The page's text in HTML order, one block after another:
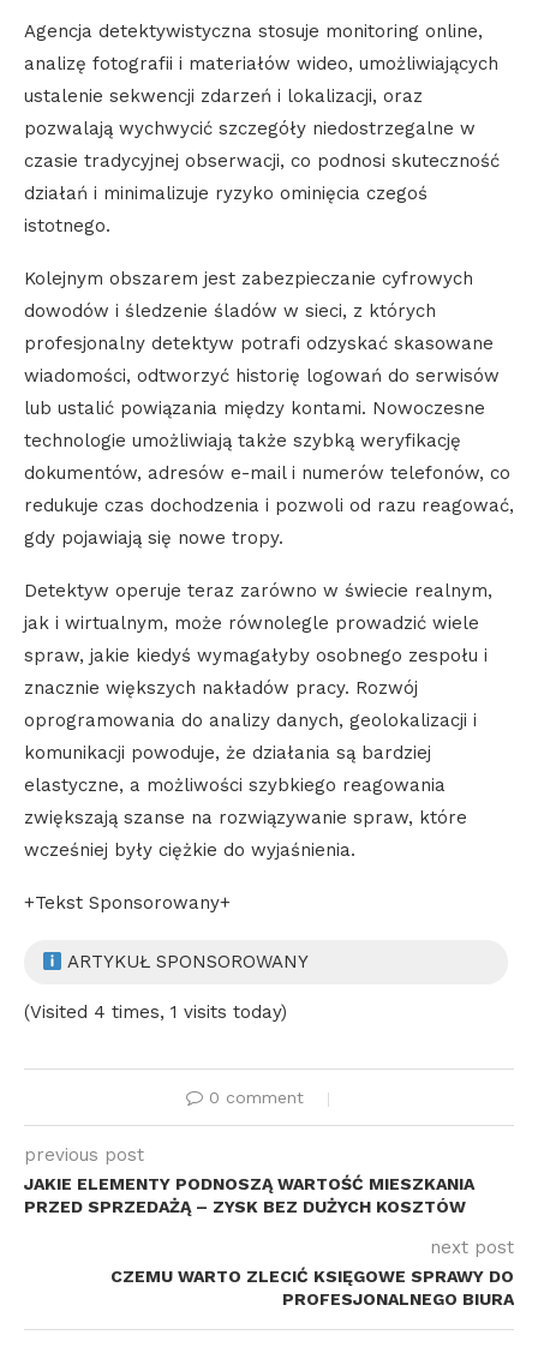
Agencja detektywistyczna stosuje monitoring online,
analizę fotografii i materiałów wideo, umożliwiających
ustalenie sekwencji zdarzeń i lokalizacji, oraz
pozwalają wychwycić szczegóły niedostrzegalne w
czasie tradycyjnej obserwacji, co podnosi skuteczność
działań i minimalizuje ryzyko ominięcia czegoś
istotnego.
Kolejnym obszarem jest zabezpieczanie cyfrowych
dowodów i śledzenie śladów w sieci, z których
profesjonalny detektyw potrafi odzyskać skasowane
wiadomości, odtworzyć historię logowań do serwisów
lub ustalić powiązania między kontami. Nowoczesne
technologie umożliwiają także szybką weryfikację
dokumentów, adresów e-mail i numerów telefonów, co
redukuje czas dochodzenia i pozwoli od razu reagować,
gdy pojawiają się nowe tropy.
Detektyw operuje teraz zarówno w świecie realnym,
jak i wirtualnym, może równolegle prowadzić wiele
spraw, jakie kiedyś wymagałyby osobnego zespołu i
znacznie większych nakładów pracy. Rozwój
oprogramowania do analizy danych, geolokalizacji i
komunikacji powoduje, że działania są bardziej
elastyczne, a możliwości szybkiego reagowania
zwiększają szanse na rozwiązywanie spraw, które
wcześniej były ciężkie do wyjaśnienia.
+Tekst Sponsorowany+
ARTYKUŁ SPONSOROWANY
(Visited 4 times, 1 visits today)
0 comment
previous post
JAKIE ELEMENTY PODNOSZĄ WARTOŚĆ MIESZKANIA
PRZED SPRZEDAŻĄ – ZYSK BEZ DUŻYCH KOSZTÓW
next post
CZEMU WARTO ZLECIĆ KSIĘGOWE SPRAWY DO
PROFESJONALNEGO BIURA